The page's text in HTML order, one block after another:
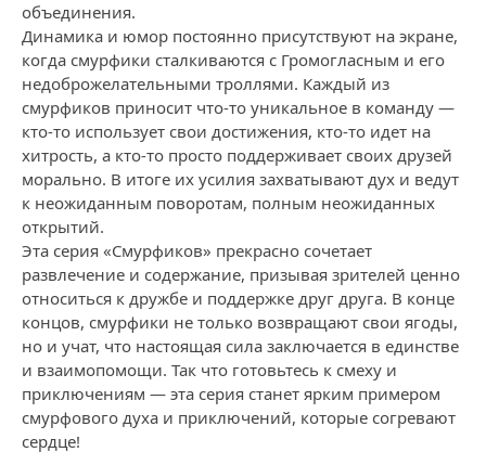
объединения.
Динамика и юмор постоянно присутствуют на экране,
когда смурфики сталкиваются с Громогласным и его
недоброжелательными троллями. Каждый из
смурфиков приносит что-то уникальное в команду —
кто-то использует свои достижения, кто-то идет на
хитрость, а кто-то просто поддерживает своих друзей
морально. В итоге их усилия захватывают дух и ведут
к неожиданным поворотам, полным неожиданных
открытий.
Эта серия «Смурфиков» прекрасно сочетает
развлечение и содержание, призывая зрителей ценно
относиться к дружбе и поддержке друг друга. В конце
концов, смурфики не только возвращают свои ягоды,
но и учат, что настоящая сила заключается в единстве
и взаимопомощи. Так что готовьтесь к смеху и
приключениям — эта серия станет ярким примером
смурфового духа и приключений, которые согревают
сердце!